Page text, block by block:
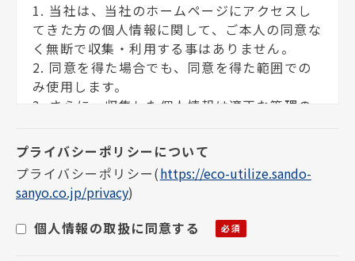
1. 当社は、当社のホームページにアクセスし
てきた方の個人情報に関して、ご本人の同意な
く無断で収集・利用する事はありません。
2. 同意を得た場合でも、同意を得た範囲での
み使用します。
3. さらに、収集した個人情報は適正な管理の
個人情報の利用目的について
お客様の個人情報は下記の目的に使用させて
いただきます。下記の目的以外で個人情報を使
用する場合は、改めて目的をお知らせし、お
プライバシーポリシー(https://eco-utilize.sando-
sanyo.co.jp/privacy)
個人情報の取扱に同意する